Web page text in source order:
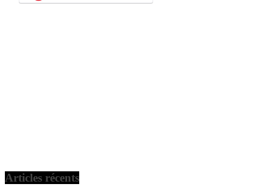
Articles récents